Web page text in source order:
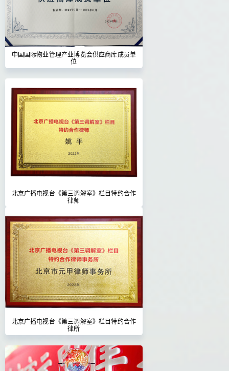
中国国际物业管理产业博览会供应商库成员单
位
北京广播电视台《第三调解室》栏目特约合作
律师
北京广播电视台《第三调解室》栏目特约合作
律所